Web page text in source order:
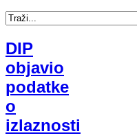
DIP
objavio
podatke
o
izlaznosti